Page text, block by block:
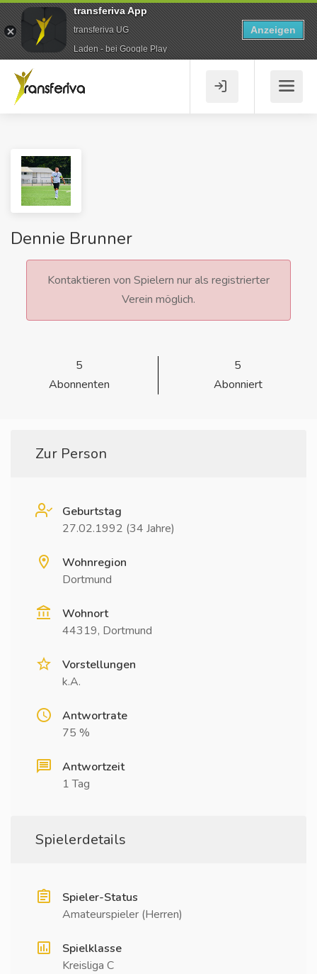
Dennie Brunner
Kontaktieren von Spielern nur als registrierter
Verein möglich.
5
Abonnenten
5
Abonniert
Zur Person
Geburtstag
27.02.1992 (34 Jahre)
Wohnregion
Dortmund
Wohnort
44319, Dortmund
Vorstellungen
k.A.
Antwortrate
75 %
Antwortzeit
1 Tag
Spielerdetails
Spieler-Status
Amateurspieler (Herren)
Spielklasse
Kreisliga C
transferiva App
transferiva UG
Laden - bei Google Play
Anzeigen